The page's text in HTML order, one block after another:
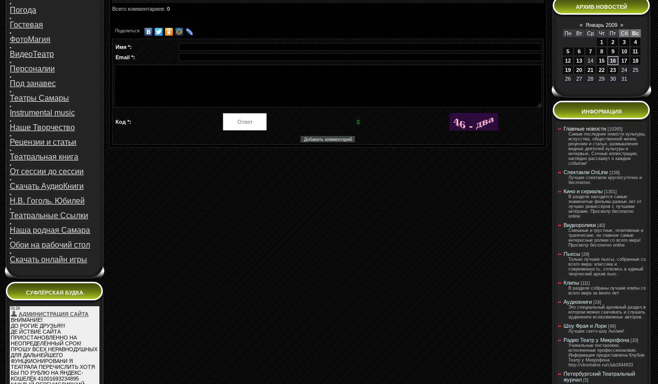
Погода
Гостевая
ФотоМагия
ВидеоТеатр
Персоналии
Под занавес
Театры Самары
Instrumental music
Наше Творчество
Рецензии и статьи
Театральная книга
От сессии до сессии
Скачать АудиоКниги
Н.В. Гоголь. Юбилей
Театральные Ссылки
Наша родная Самара
Обои на рабочий стол
Скачать онлайн игры
СУФЛЁРСКАЯ БУДКА
Всего комментариев: 0
Поделиться
Имя *:
Email *:
Код *:
АРХИВ НОВОСТЕЙ
« Январь 2009 »
Пн
Вт Ср Чт Пт Сб
Вс
1
2 3
4
5
6 7 8 9 10
11
12
13 14 15 16 17
18
19
20 21 22 23 24
25
26
27 28 29 30 31
ИНФОРМАЦИЯ
Главные новости [10265]
Самые последние новости культуры,
искусства, общественной жизни,
рецензии и статьи, размышления
видных деятелей культуры и
интервью. Сочные иллюстрации,
наглядно расскажут о каждом
событии!
Спектакли OnLine [158]
Лучшие спектакли круглосуточно и
бесплатно.
Кино и сериалы [1301]
В разделе находятся самые
знаменитые фильмы разных лет от
лучших режиссёров с лучшими
актёрами. Просмотр бесплатно
online
Видеоролики [40]
Смешные и грустные, позитивные и
трагические, но главное самые
интересные ролики со всего мира!
Просмотр бесплатно online
Пьесы [29]
Только лучшие пьесы, собранные со
всего мира: классика и
современность, сплелись в единый
творческий архив пьес.
Клипы [111]
В разделе собраны лучшие клипы со
всего мира за много лет
Аудиокниги [24]
Это специальный архивный раздел.в
котором можно скачивать и слушать
аудиокниги всевозможных авторов.
Шоу Фрая и Лори [49]
Лучшее скетч-шоу Англии!
Радио Театр у Микрофона [20]
Уникальные постановки,
исполненные профессионалами.
Информация предоставлена Клубом
Театр у Микрофона
http://vkontakte.ru/club1844933
Петербургский Театральный
журнал [5]